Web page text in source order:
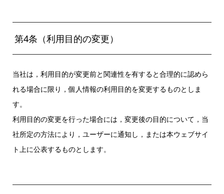
第4条（利用目的の変更）
当社は，利用目的が変更前と関連性を有すると合理的に認めら
れる場合に限り，個人情報の利用目的を変更するものとしま
す。
利用目的の変更を行った場合には，変更後の目的について，当
社所定の方法により，ユーザーに通知し，または本ウェブサイ
ト上に公表するものとします。